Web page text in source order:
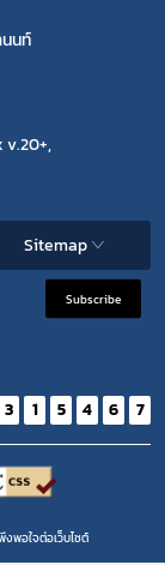
นท์
v.20+,
Sitemap
Subscribe
3 1 5 4 6 7
งพอใจต่อเว็บไซต์